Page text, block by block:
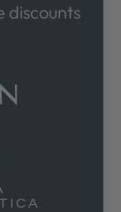
discounts